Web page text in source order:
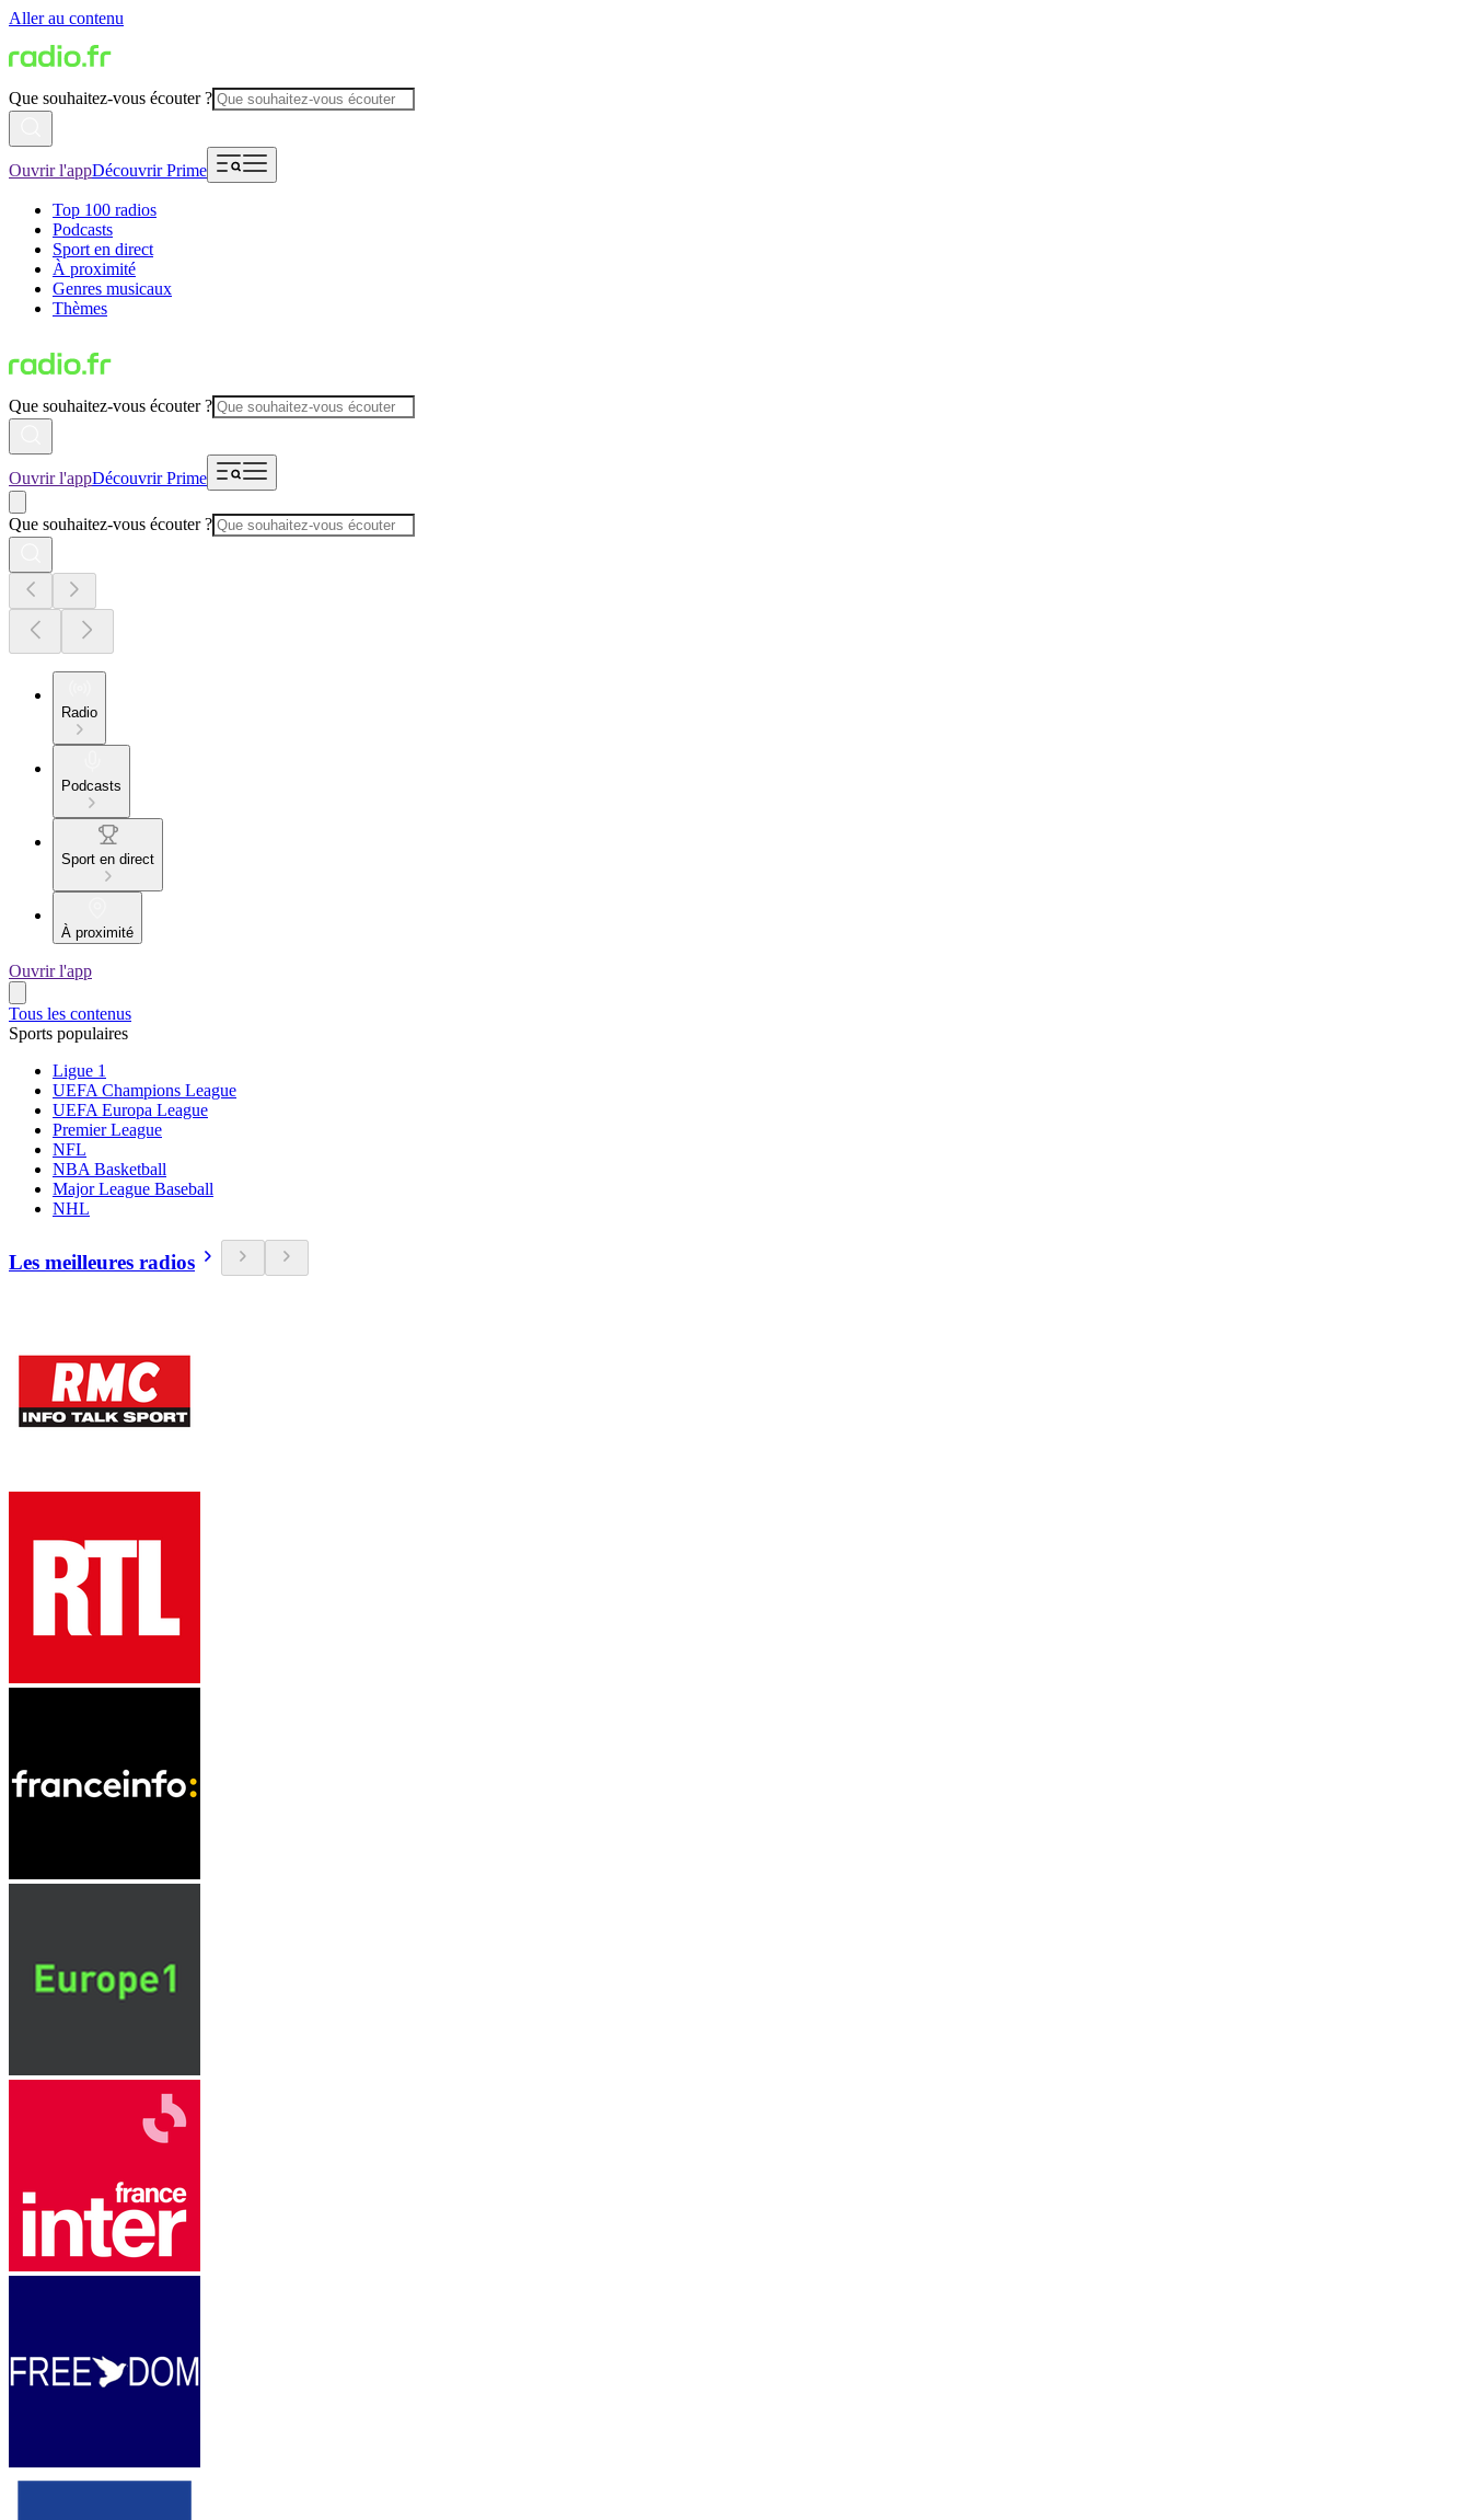
Aller au contenu
Que souhaitez-vous écouter ?
Ouvrir l'appDécouvrir Prime
Top 100 radios
Podcasts
Sport en direct
À proximité
Genres musicaux
Thèmes
Que souhaitez-vous écouter ?
Ouvrir l'appDécouvrir Prime
Que souhaitez-vous écouter ?
Radio
Podcasts
Sport en direct
À proximité
Ouvrir l'app
Tous les contenus
Sports populaires
Ligue 1
UEFA Champions League
UEFA Europa League
Premier League
NFL
NBA Basketball
Major League Baseball
NHL
Les meilleures radios